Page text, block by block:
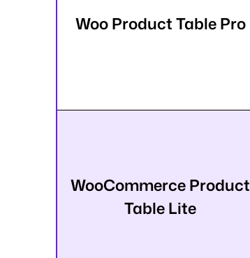
Woo Product Table Pro
WooCommerce Product
Table Lite